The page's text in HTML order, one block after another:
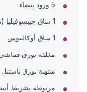
5 ورود بيضاء
1 ساق جيبسوفيليا (زهرة الجيبسو)
1 ساق أوكالبتوس
مغلفة بورق
منتهية بورق باستيل
مربوطة بشريط